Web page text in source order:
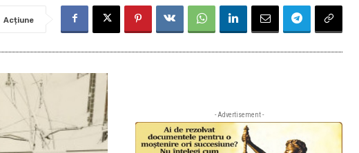
Acțiune
- Advertisement -